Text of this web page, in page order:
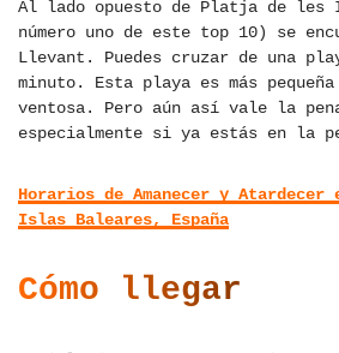
Al lado opuesto de Platja de
número uno de este top 10) se
Llevant. Puedes cruzar de una
minuto. Esta playa es más pequeña
ventosa. Pero aún así vale la
especialmente si ya estás en la
Horarios de Amanecer y Atardecer
Islas Baleares, España
Cómo llegar